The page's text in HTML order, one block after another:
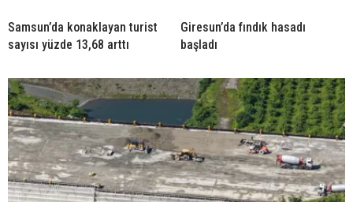
Samsun’da konaklayan turist
sayısı yüzde 13,68 arttı
Giresun’da fındık hasadı
başladı